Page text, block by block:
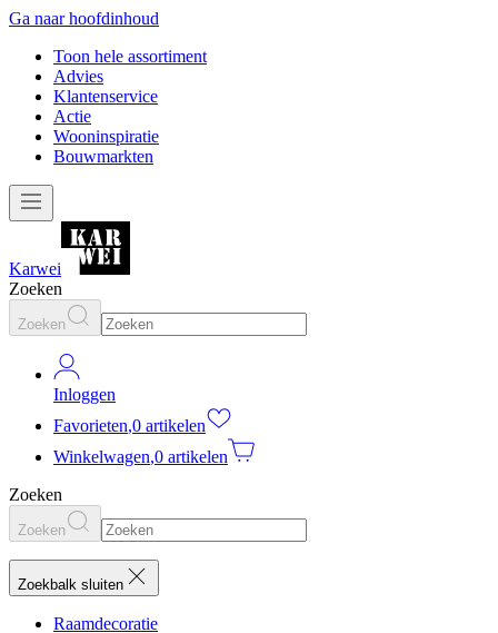
Ga naar hoofdinhoud
Toon hele assortiment
Advies
Klantenservice
Actie
Wooninspiratie
Bouwmarkten
Karwei
Zoeken
Zoeken
Inloggen
Favorieten,0 artikelen
Winkelwagen,0 artikelen
Zoeken
Zoeken
Zoekbalk sluiten
Raamdecoratie